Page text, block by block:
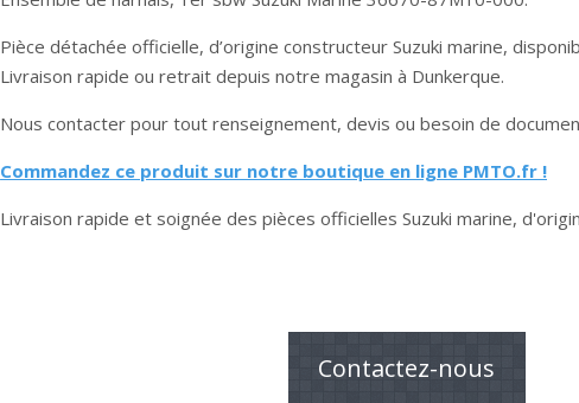
Pièce détachée officielle, d’origine constructeur Suzuki marine,
Livraison rapide ou retrait depuis notre magasin à Dunkerque.
Nous contacter pour tout renseignement, devis ou besoin de
Commandez ce produit sur notre boutique en ligne PMTO.fr !
Livraison rapide et soignée des pièces officielles Suzuki marine,
Contactez-nous